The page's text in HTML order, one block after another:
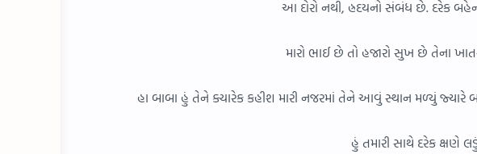
આ દોરો નથી, હ્રદયનો સંબંધ છે. દરેક
મારો ભાઈ છે તો હજારો સુખ છે તેના
હા બાબા હું તેને ક્યારેક કહીશ મારી નજરમાં તેને આવું સ્થાન મળ્યું
હું તમારી સાથે દરેક ક્ષણે